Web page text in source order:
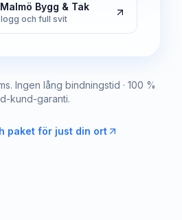
Bygg & Tak
och full svit
Ingen lång bindningstid · 100 %
kund-garanti.
paket för just din ort